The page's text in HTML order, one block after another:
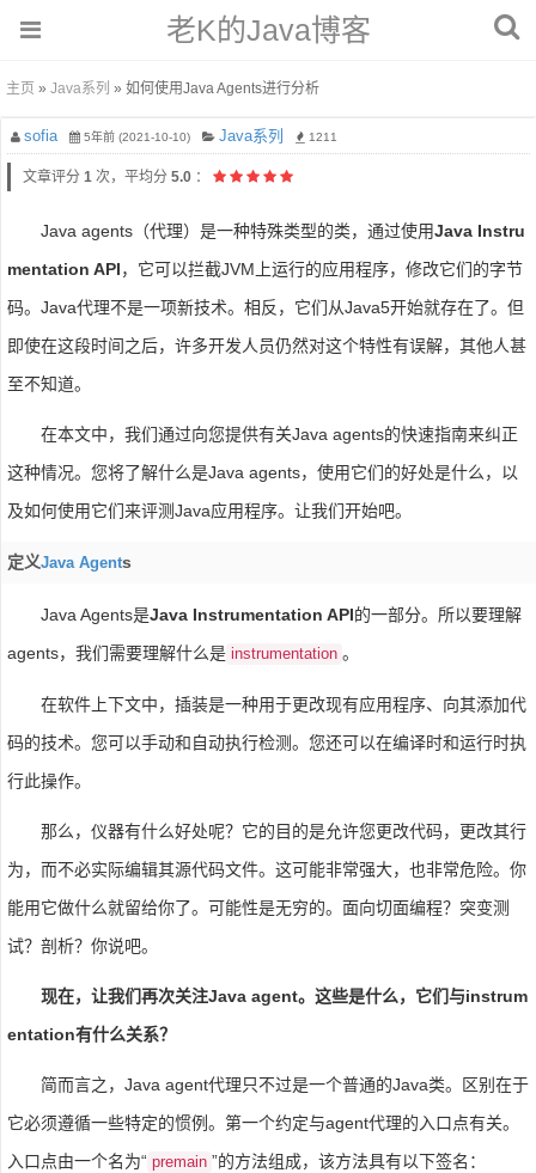
老K的Java博客
主页 » Java系列 » 如何使用Java Agents进行分析
sofia 5年前 (2021-10-10) Java系列 1211
文章评分 1 次，平均分 5.0 ：
Java agents（代理）是一种特殊类型的类，通过使用Java Instru
mentation API，它可以拦截JVM上运行的应用程序，修改它们的字节
码。Java代理不是一项新技术。相反，它们从Java5开始就存在了。但
即使在这段时间之后，许多开发人员仍然对这个特性有误解，其他人甚
至不知道。
在本文中，我们通过向您提供有关Java agents的快速指南来纠正
这种情况。您将了解什么是Java agents，使用它们的好处是什么，以
及如何使用它们来评测Java应用程序。让我们开始吧。
定义Java AgentS
Java Agents是Java Instrumentation API的一部分。所以要理解
agents，我们需要理解什么是 instrumentation 。
在软件上下文中，插装是一种用于更改现有应用程序、向其添加代
码的技术。您可以手动和自动执行检测。您还可以在编译时和运行时执
行此操作。
那么，仪器有什么好处呢？它的目的是允许您更改代码，更改其行
为，而不必实际编辑其源代码文件。这可能非常强大，也非常危险。你
能用它做什么就留给你了。可能性是无穷的。面向切面编程？突变测
试？剖析？你说吧。
现在，让我们再次关注Java agent。这些是什么，它们与instrum
entation有什么关系？
简而言之，Java agent代理只不过是一个普通的Java类。区别在于
它必须遵循一些特定的惯例。第一个约定与agent代理的入口点有关。
入口点由一个名为“ premain ”的方法组成，该方法具有以下签名：